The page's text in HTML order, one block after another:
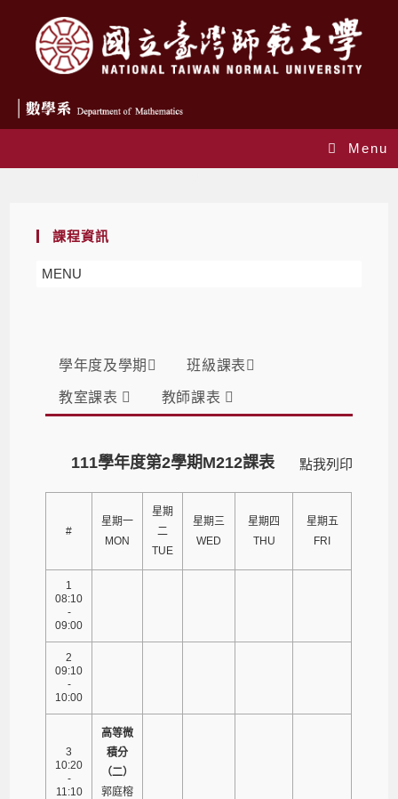
Menu
課程資訊
MENU
學年度及學期 班級課表
教室課表 教師課表
點我列印
111學年度第2學期M212課表
#
星期一
MON
星期
二
TUE
星期三
WED
星期四
THU
星期五
FRI
1
08:10
-
09:00
2
09:10
-
10:00
3
10:20
-
11:10
高等微
積分
（二）
郭庭榕